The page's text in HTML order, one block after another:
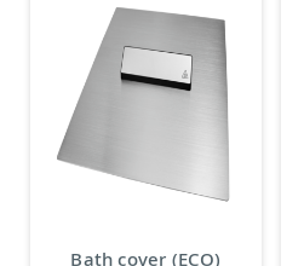
Bath cover (ECO)